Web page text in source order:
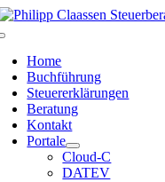
Zum
Home
Buchführung
Steuererklärungen
Beratung
Kontakt
Portale
Cloud-C
DATEV